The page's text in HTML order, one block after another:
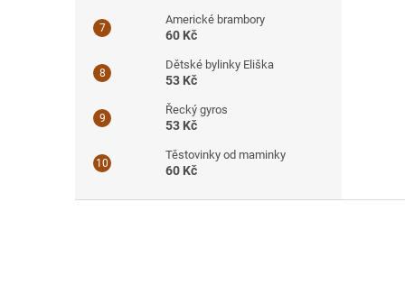
Americké brambory
60 Kč
Dětské bylinky Eliška
53 Kč
Řecký gyros
53 Kč
Těstovinky od maminky
60 Kč